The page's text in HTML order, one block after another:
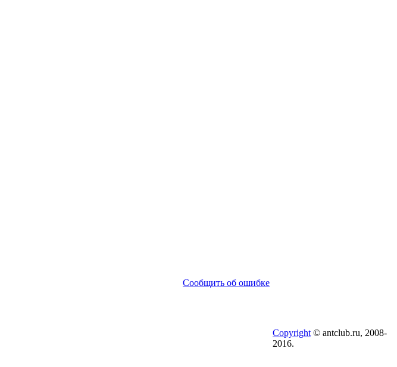
Сообщить об ошибке
Copyright © antclub.ru, 2008-
2016.